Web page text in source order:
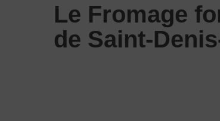
Le Fromage
de Saint-